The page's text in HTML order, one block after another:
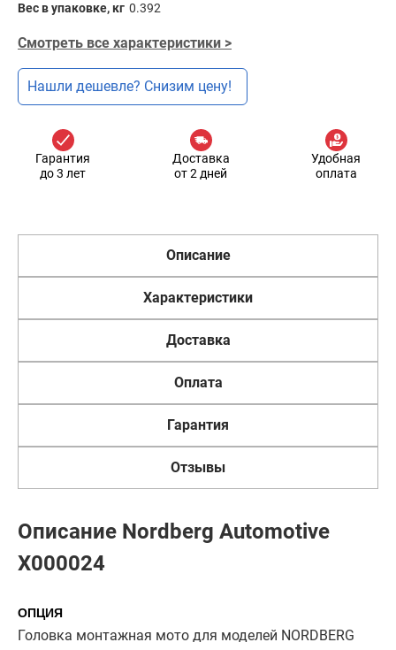
Вес в упаковке, кг 0.392
Смотреть все характеристики >
Нашли дешевле? Снизим цену!
Гарантия
до 3 лет
Доставка
от 2 дней
Удобная
оплата
Описание
Характеристики
Доставка
Оплата
Гарантия
Отзывы
Описание Nordberg Automotive
X000024
ОПЦИЯ
Головка монтажная мото для моделей NORDBERG